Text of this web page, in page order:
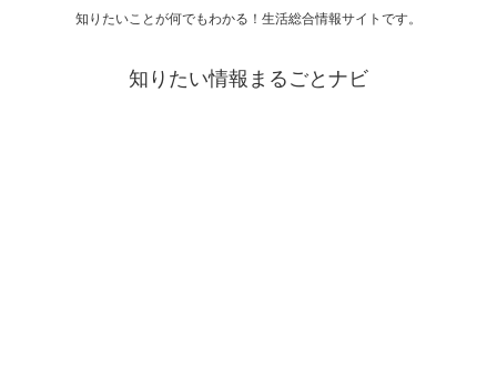
知りたいことが何でもわかる！生活総合情報サイトです。
知りたい情報まるごとナビ